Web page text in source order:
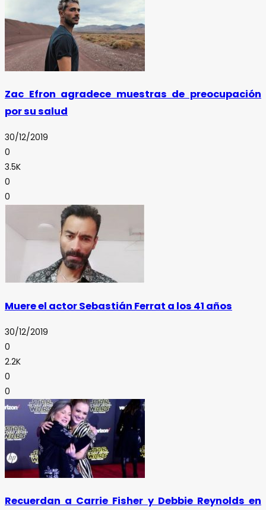
Zac Efron agradece muestras de preocupación
por su salud
30/12/2019
0
3.5K
0
0
Muere el actor Sebastián Ferrat a los 41 años
30/12/2019
0
2.2K
0
0
Recuerdan a Carrie Fisher y Debbie Reynolds en